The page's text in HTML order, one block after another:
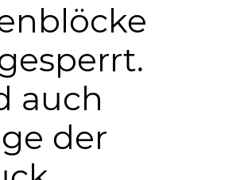
auch
der